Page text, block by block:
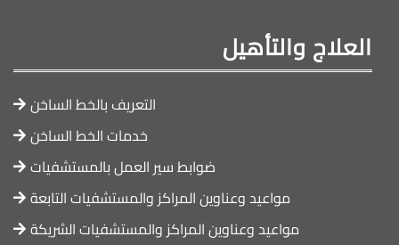
العلاج والتأهيل
التعريف بالخط الساخن
خدمات الخط الساخن
ضوابط سير العمل بالمستشفيات
مواعيد وعناوين المراكز والمستشفيات التابعة
مواعيد وعناوين المراكز والمستشفيات الشريكة